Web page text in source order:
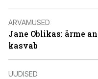
ARVAMUSED
Jane Oblikas: ärme
kasvab
UUDISED